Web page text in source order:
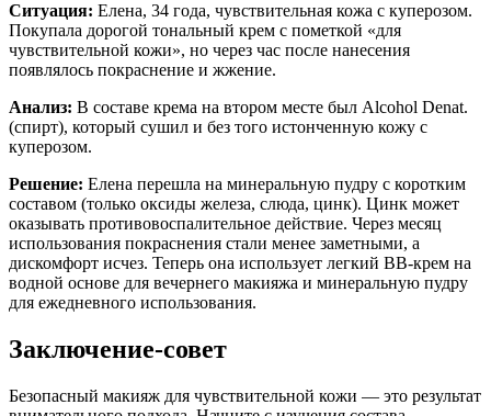
Ситуация: Елена, 34 года, чувствительная кожа с куперозом.
Покупала дорогой тональный крем с пометкой «для
чувствительной кожи», но через час после нанесения
появлялось покраснение и жжение.
Анализ: В составе крема на втором месте был Alcohol Denat.
(спирт), который сушил и без того истонченную кожу с
куперозом.
Решение: Елена перешла на минеральную пудру с коротким
составом (только оксиды железа, слюда, цинк). Цинк может
оказывать противовоспалительное действие. Через месяц
использования покраснения стали менее заметными, а
дискомфорт исчез. Теперь она использует легкий BB-крем на
водной основе для вечернего макияжа и минеральную пудру
для ежедневного использования.
Заключение-совет
Безопасный макияж для чувствительной кожи — это результат